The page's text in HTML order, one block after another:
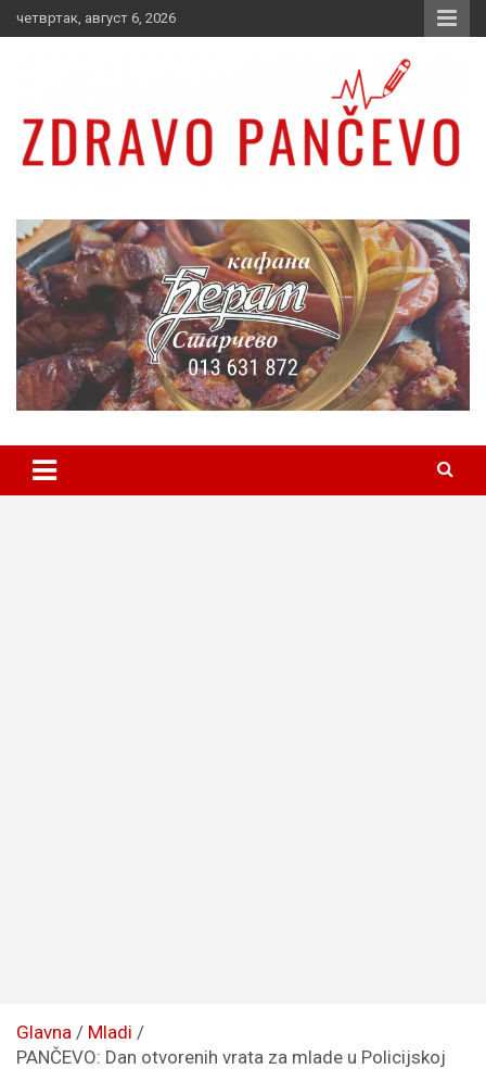
Skip
to
четвртак, август 6, 2026
Glavna
Mladi
PANČEVO: Dan otvorenih vrata za mlade u Policijskoj